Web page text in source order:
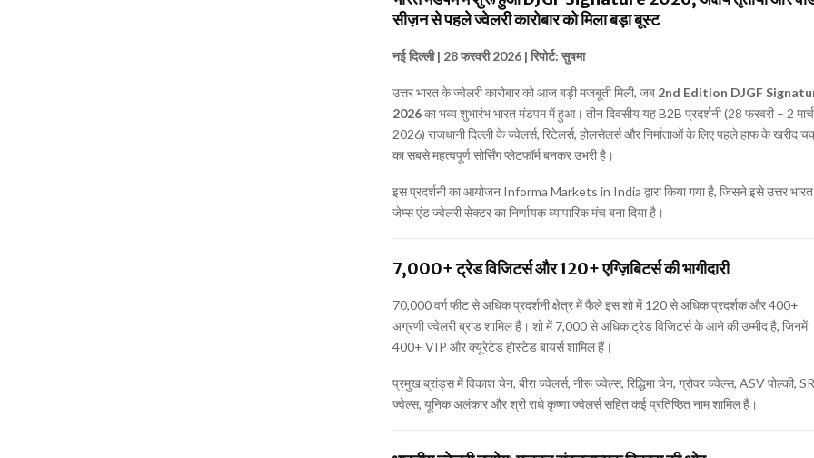
सीज़न से पहले ज्वेलरी कारोबार को मिला बड़ा बूस्ट
नई दिल्ली | 28 फरवरी 2026 | रिपोर्ट: सुषमा
उत्तर भारत के ज्वेलरी कारोबार को आज बड़ी मजबूती मिली, जब 2nd Edition DJGF
2026का भव्य शुभारंभभारत मंडपममें हुआ। तीन दिवसीय यह B2B प्रदर्शनी (28 फरवरी – 2 मार्च
2026) राजधानी दिल्ली के ज्वेलर्स, रिटेलर्स, होलसेलर्स और निर्माताओं के लिए पहले हाफ के खरीद
का सबसे महत्वपूर्ण सोर्सिंग प्लेटफॉर्म बनकर उभरी है।
इस प्रदर्शनी का आयोजन Informa Markets in India द्वारा किया गया है, जिसने इसे उत्तर
जेम्स एंड ज्वेलरी सेक्टर का निर्णायक व्यापारिक मंच बना दिया है।
7,000+ ट्रेड विजिटर्स और 120+ एग्ज़िबिटर्स की भागीदारी
70,000 वर्ग फीट से अधिक प्रदर्शनी क्षेत्र में फैले इस शो में 120 से अधिक प्रदर्शक और 400+
अग्रणी ज्वेलरी ब्रांड शामिल हैं। शो में 7,000 से अधिक ट्रेड विजिटर्स के आने की उम्मीद है, जिनमें
400+ VIP और क्यूरेटेड होस्टेड बायर्स शामिल हैं।
प्रमुख ब्रांड्स में विकाश चेन, बीरा ज्वेलर्स, नीरू ज्वेल्स, रिद्धिमा चेन, ग्रोवर ज्वेल्स, ASV पोल्की,
ज्वेल्स, यूनिक अलंकार और श्री राधे कृष्णा ज्वेलर्स सहित कई प्रतिष्ठित नाम शामिल हैं।